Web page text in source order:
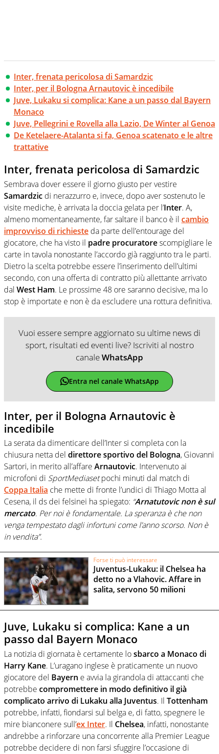
Inter, frenata pericolosa di Samardzic
Inter, per il Bologna Arnautovic è incedibile
Juve, Lukaku si complica: Kane a un passo dal Bayern
Monaco
Juve, Pellegrini e Rovella alla Lazio, De Winter al Genoa
De Ketelaere-Atalanta si fa, Genoa scatenato e le altre
trattative
Inter, frenata pericolosa di Samardzic
Sembrava dover essere il giorno giusto per vestire
Samardzic di nerazzurro e, invece, dopo aver sostenuto le
visite mediche, è arrivata la doccia gelata per l’Inter. A,
almeno momentaneamente, far saltare il banco è il cambio
improvviso di richieste da parte dell’entourage del
giocatore, che ha visto il padre procuratorescompigliare le
carte in tavola nonostante l’accordo già raggiunto tra le parti.
Dietro la scelta potrebbe essere l’inserimento dell’ultimi
secondo, con una offerta di contratto più allettante arrivato
dal West Ham. Le prossime 48 ore saranno decisive, ma lo
stop è importate e non è da escludere una rottura definitiva.
Vuoi essere sempre aggiornato su ultime news di
sport, risultati ed eventi live? Iscriviti al nostro
canaleWhatsApp
Entra nel canale WhatsApp
Inter, per il Bologna Arnautovic è
incedibile
La serata da dimenticare dell’Inter si completa con la
chiusura netta del direttore sportivo del Bologna, Giovanni
Sartori, in merito all’affare Arnautovic. Intervenuto ai
microfoni di SportMediasetpochi minuti dal match di
Coppa Italia che mette di fronte l’undici di Thiago Motta al
Cesena, il ds dei felsinei ha spiegato: “Arnatutovic non è sul
mercato. Per noi è fondamentale. La speranza è che non
venga tempestato dagli infortuni come l’anno scorso. Non è
in vendita”.
Forse ti può interessare
Juventus-Lukaku: il Chelsea ha
detto no a Vlahovic. Affare in
salita, servono 50 milioni
Juve, Lukaku si complica: Kane a un
passo dal Bayern Monaco
La notizia di giornata è certamente losbarco a Monaco di
Harry Kane. L’uragano inglese è praticamente un nuovo
giocatore del Bayern e avvia la girandola di attaccanti che
potrebbe compromettere in modo definitivo il già
complicato arrivo di Lukaku alla Juventus. Il Tottenham
potrebbe, infatti, fiondarsi sul belga e, di fatto, spegnere le
mire bianconere sull’ex Inter. Il Chelsea, infatti, nonostante
andrebbe a rinforzare una concorrente alla Premier League
potrebbe decidere di non farsi sfuggire l’occasione di